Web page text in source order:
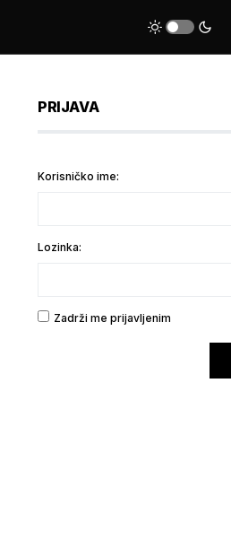
PRIJAVA
Korisničko ime:
Lozinka:
Zadrži me prijavljenim